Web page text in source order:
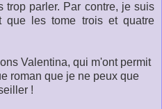
parler. Par contre, je suis
que les tome trois et quatre
Valentina, qui m'ont permit
roman que je ne peux que
!